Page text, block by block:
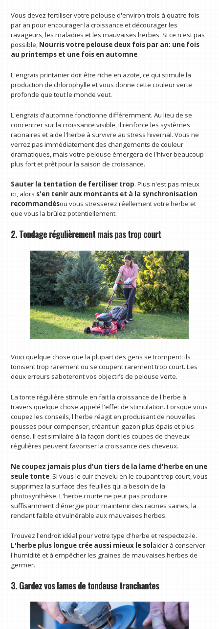
Vous devez fertiliser votre pelouse d'environ trois à quatre fois
par an pour encourager la croissance et décourager les
ravageurs, les maladies et les mauvaises herbes. Si ce n'est pas
possible, Nourris votre pelouse deux fois par an: une fois
au printemps et une fois en automne.
L'engrais printanier doit être riche en azote, ce qui stimule la
production de chlorophylle et vous donne cette couleur verte
profonde que tout le monde veut.
L'engrais d'automne fonctionne différemment. Au lieu de se
concentrer sur la croissance visible, il renforce les systèmes
racinaires et aide l'herbe à survivre au stress hivernal. Vous ne
verrez pas immédiatement des changements de couleur
dramatiques, mais votre pelouse émergera de l'hiver beaucoup
plus fort et prêt pour la saison de croissance.
Sauter la tentation de fertiliser trop. Plus n'est pas mieux
ici, alors s'en tenir aux montants et à la synchronisation
recommandésou vous stresserez réellement votre herbe et
que vous la brûlez potentiellement.
2. Tondage régulièrement mais pas trop court
Voici quelque chose que la plupart des gens se trompent: ils
tonisent trop rarement ou se coupent rarement trop court. Les
deux erreurs saboteront vos objectifs de pelouse verte.
La tonte régulière stimule en fait la croissance de l'herbe à
travers quelque chose appelé l'effet de stimulation. Lorsque vous
coupez les conseils, l'herbe réagit en produisant de nouvelles
pousses pour compenser, créant un gazon plus épais et plus
dense. Il est similaire à la façon dont les coupes de cheveux
régulières peuvent favoriser la croissance des cheveux.
Ne coupez jamais plus d'un tiers de la lame d'herbe en une
seule tonte. Si vous le cuir chevelu en le coupant trop court, vous
supprimez la surface des feuilles qui a besoin de la
photosynthèse. L'herbe courte ne peut pas produire
suffisamment d'énergie pour maintenir des racines saines, la
rendant faible et vulnérable aux mauvaises herbes.
Trouvez l'endroit idéal pour votre type d'herbe et respectez-le.
L'herbe plus longue crée aussi mieux le sol aider à conserver
l'humidité et à empêcher les graines de mauvaises herbes de
germer.
3. Gardez vos lames de tondeuse tranchantes